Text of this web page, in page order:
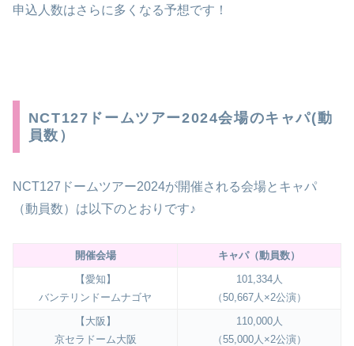
申込人数はさらに多くなる予想です！
NCT127ドームツアー2024会場のキャパ(動
員数）
NCT127ドームツアー2024が開催される会場とキャパ
（動員数）は以下のとおりです♪
開催会場
キャパ（動員数）
【愛知】
バンテリンドームナゴヤ
101,334人
（50,667人×2公演）
【大阪】
京セラドーム大阪
110,000人
（55,000人×2公演）